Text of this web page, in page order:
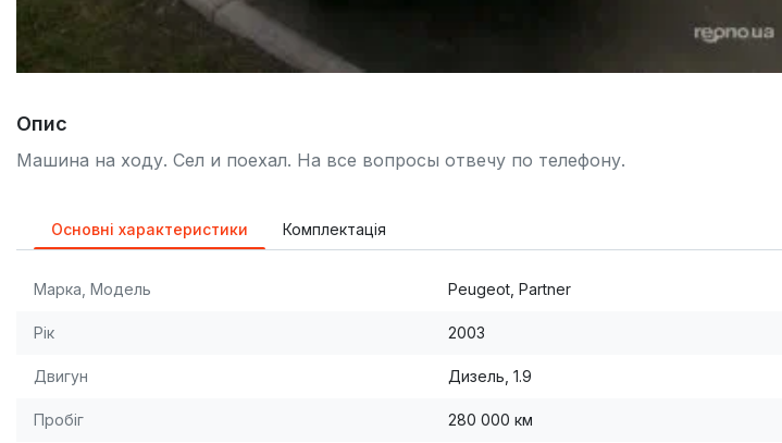
Опис
Машина на ходу. Сел и поехал. На все вопросы отвечу по телефону.
Основні характеристики Комплектація
Марка, Модель Peugeot, Partner
Рік 2003
Двигун Дизель, 1.9
Пробіг 280 000 км